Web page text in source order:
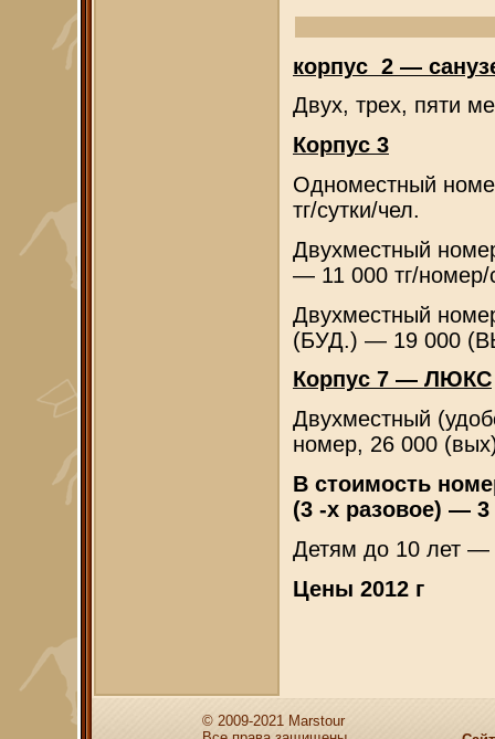
корпус 2 —
Двух, трех, пяти
Корпус 3
Одноместный
тг/сутки/чел.
Двухместный
— 11 000 тг/номер/
Двухместный
(БУД.) — 19 000
Корпус 7 — ЛЮКС
Двухместный
номер, 26 000
В стоимость
(3 -х разовое) — 3
Детям до 10 лет —
Цены 2012 г
© 2009-2021 Marstour